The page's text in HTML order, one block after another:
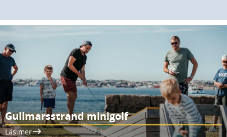
Gullmarsstrand minigolf
Läs mer